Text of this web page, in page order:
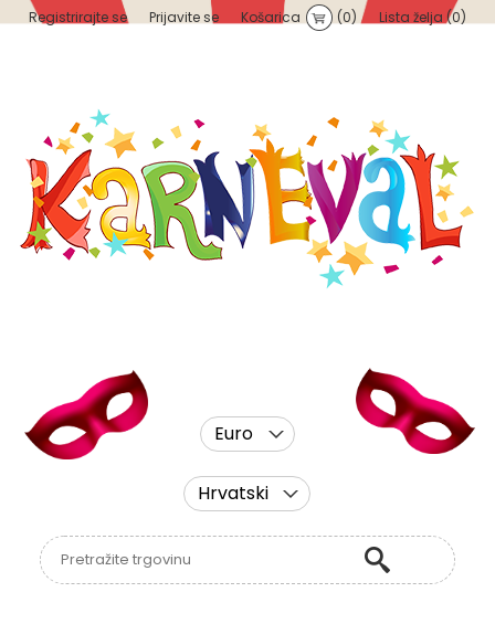
Registrirajte se Prijavite se Košarica (0) Lista želja (0)
Euro
Hrvatski